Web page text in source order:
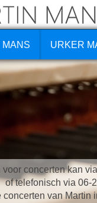
MANS URKER
voor concerten kan
of telefonisch via
concerten van Martin